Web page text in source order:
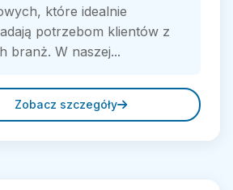
które idealnie
potrzebom klientów z
branż. W naszej...
Zobacz szczegóły